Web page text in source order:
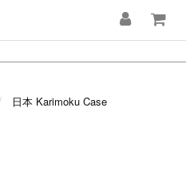
日本 Karimoku Case